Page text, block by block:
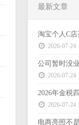
最新文章
2026-07-24
2026-07-24
2026-07-24